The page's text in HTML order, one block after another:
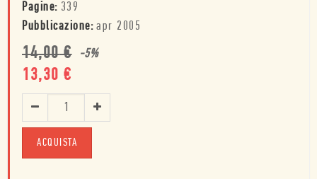
Pagine: 339
Pubblicazione: apr 2005
14,00€ -5%
13,30 €
ACQUISTA